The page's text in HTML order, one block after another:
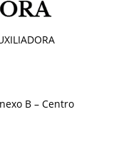
B – Centro